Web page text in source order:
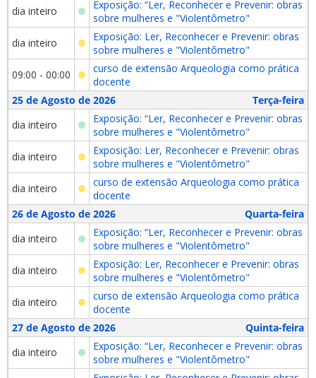
dia inteiro
Exposição: “Ler, Reconhecer e Prevenir: obras
sobre mulheres e "Violentômetro"
dia inteiro
Exposição: Ler, Reconhecer e Prevenir: obras
sobre mulheres e "Violentômetro"
09:00 - 00:00
curso de extensão Arqueologia como prática
docente
25 de Agosto de 2026
Terça-feira
dia inteiro
Exposição: “Ler, Reconhecer e Prevenir: obras
sobre mulheres e "Violentômetro"
dia inteiro
Exposição: Ler, Reconhecer e Prevenir: obras
sobre mulheres e "Violentômetro"
dia inteiro
curso de extensão Arqueologia como prática
docente
26 de Agosto de 2026
Quarta-feira
dia inteiro
Exposição: “Ler, Reconhecer e Prevenir: obras
sobre mulheres e "Violentômetro"
dia inteiro
Exposição: Ler, Reconhecer e Prevenir: obras
sobre mulheres e "Violentômetro"
dia inteiro
curso de extensão Arqueologia como prática
docente
27 de Agosto de 2026
Quinta-feira
dia inteiro
Exposição: “Ler, Reconhecer e Prevenir: obras
sobre mulheres e "Violentômetro"